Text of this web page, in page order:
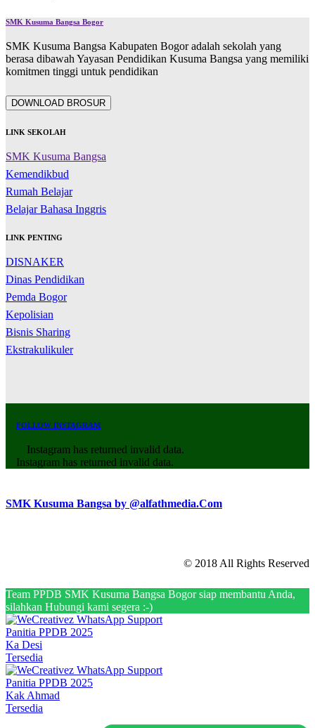
SMK Kusuma Bangsa Bogor
SMK Kusuma Bangsa Kabupaten Bogor adalah sekolah yang
berasa dibawah Yayasan Pendidikan Kusuma Bangsa yang memiliki
komitmen tinggi untuk pendidikan
DOWNLOAD BROSUR
LINK SEKOLAH
SMK Kusuma Bangsa
Kemendikbud
Rumah Belajar
Belajar Bahasa Inggris
LINK PENTING
DISNAKER
Dinas Pendidikan
Pemda Bogor
Kepolisian
Bisnis Sharing
Ekstrakulikuler
FOLLOW INSTAGRAM
Instagram has returned invalid data.
Instagram has returned invalid data.
SMK Kusuma Bangsa by @alfathmedia.Com
© 2018 All Rights Reserved
Team PPDB SMK Kusuma Bangsa Bogor siap membantu Anda,
silahkan Hubungi kami segera :-)
Panitia PPDB 2025
Ka Desi
Tersedia
Panitia PPDB 2025
Kak Ahmad
Tersedia